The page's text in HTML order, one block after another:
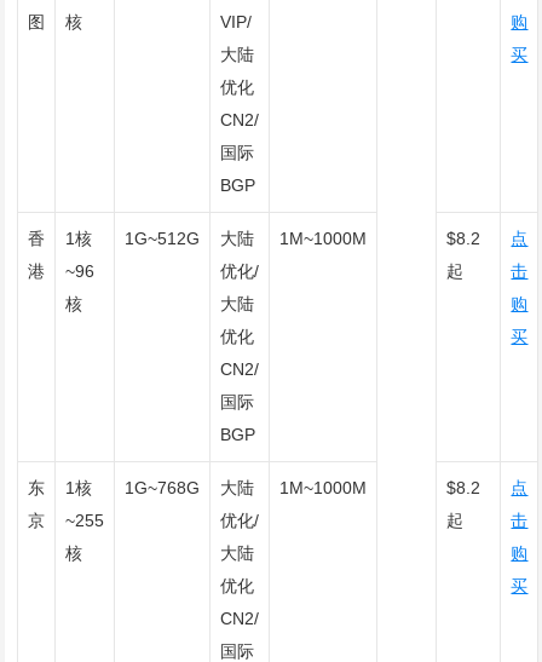
图
核
VIP/
大陆
优化
CN2/
国际
BGP
购
买
香
港
1核
~96
核
1G~512G
大陆
优化/
大陆
优化
CN2/
国际
BGP
1M~1000M
$8.2
起
点
击
购
买
东
京
1核
~255
核
1G~768G
大陆
优化/
大陆
优化
CN2/
国际
1M~1000M
$8.2
起
点
击
购
买